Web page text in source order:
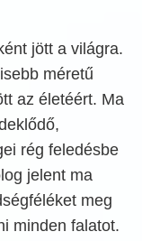
jött a világra.
méretű
az életéért. Ma
rég feledésbe
jelent ma
meg
minden falatot.